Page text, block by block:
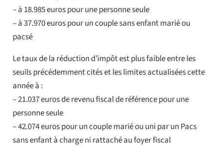
– à 18.985 euros pour une personne seule
– à 37.970 euros pour un couple sans enfant marié ou
pacsé
Le taux de la réduction d’impôt est plus faible entre les
seuils précédemment cités et les limites actualisées cette
année à :
– 21.037 euros de revenu fiscal de référence pour une
personne seule
– 42.074 euros pour un couple marié ou uni par un Pacs
sans enfant à charge ni rattaché au foyer fiscal